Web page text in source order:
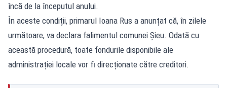
încă de la începutul anului.
În aceste condiții, primarul Ioana Rus a anunțat că, în zilele
următoare, va declara falimentul comunei Șieu. Odată cu
această procedură, toate fondurile disponibile ale
administrației locale vor fi direcționate către creditori.